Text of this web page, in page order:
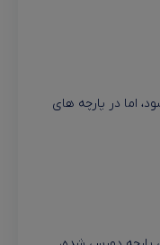
اما در پارچه های